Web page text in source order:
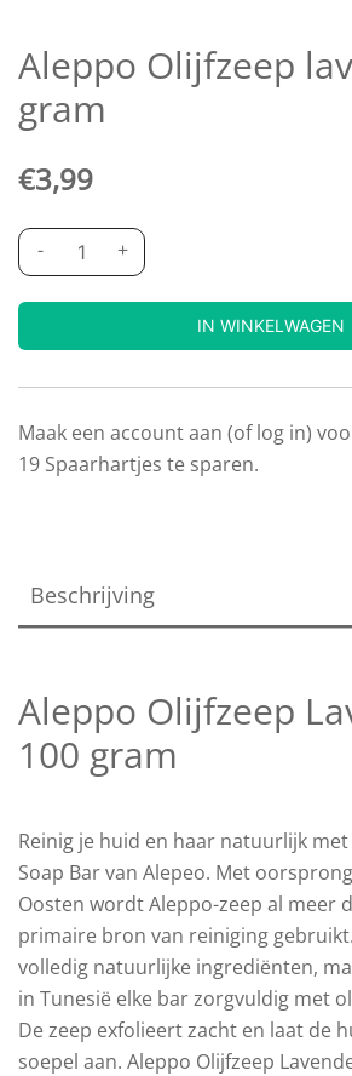
Aleppo Olijfzeep
gram
€3,99
- +
IN WINKELWAGEN
Maak een account aan (of log in)
19 Spaarhartjes te sparen.
Beschrijving
Aleppo Olijfzeep
100 gram
Reinig je huid en haar natuurlijk
Soap Bar van Alepeo. Met
Oosten wordt Aleppo-zeep al meer
primaire bron van reiniging
volledig natuurlijke ingrediënten,
in Tunesië elke bar zorgvuldig met
De zeep exfolieert zacht en laat de
soepel aan. Aleppo Olijfzeep